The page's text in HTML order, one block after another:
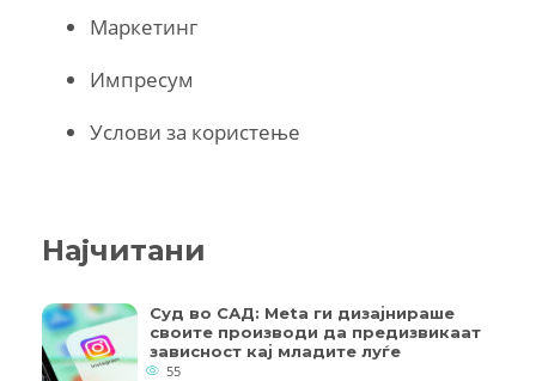
Маркетинг
Импресум
Услови за користење
Најчитани
Суд во САД: Meta ги дизајнираше
своите производи да предизвикаат
зависност кај младите луѓе
55